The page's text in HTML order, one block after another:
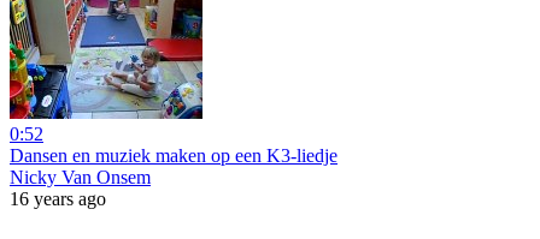
0:52
Dansen en muziek maken op een K3-liedje
Nicky Van Onsem
16 years ago